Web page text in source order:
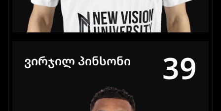
ᲕᲘᲠᲯᲘᲚ ᲞᲘᲜᲡᲝᲜᲘ 39